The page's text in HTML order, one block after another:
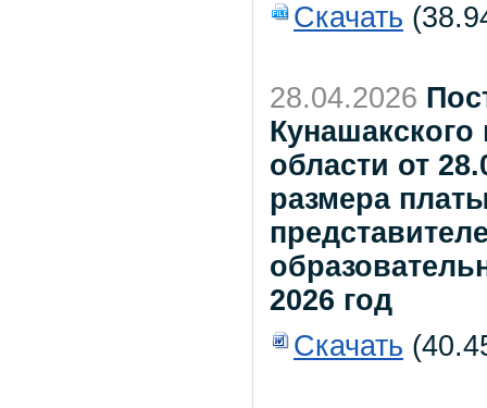
Скачать
28.04.2026
области от
размера
2026 год
Скачать